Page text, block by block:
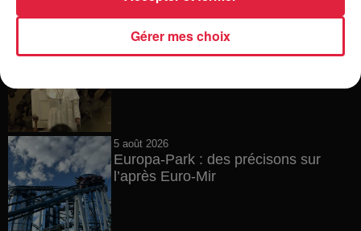
6 août 2026
Les dernières infos sur la venue du
5 août 2026
Europa-Park : des précisons sur
l’après Euro-Mir
Gérer mes choix